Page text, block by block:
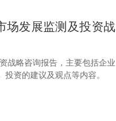
发展监测及投资战
战略咨询报告，主要包括企业
资的建议及观点等内容。